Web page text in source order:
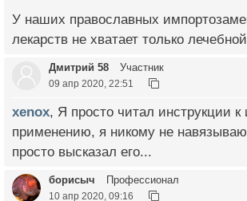
У наших православных
лекарств не хватает только
Дмитрий 58 Участник
09 апр 2020, 22:51
xenox, Я просто читал инструкции к
применению, я никому не
просто высказал его...
борисыч Профессионал
10 апр 2020, 09:16